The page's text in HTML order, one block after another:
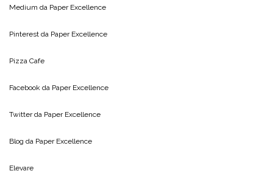
Medium da Paper Excellence
Pinterest da Paper Excellence
Pizza Cafe
Facebook da Paper Excellence
Twitter da Paper Excellence
Blog da Paper Excellence
Elevare